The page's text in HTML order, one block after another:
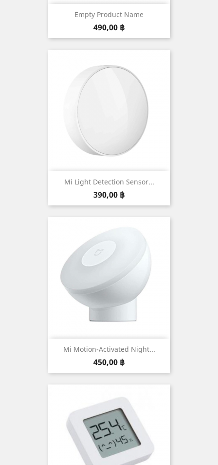
Empty Product Name
Prix
490,00 ฿
Mi Light Detection Sensor...
Prix
390,00 ฿
Mi Motion-Activated Night...
Prix
450,00 ฿